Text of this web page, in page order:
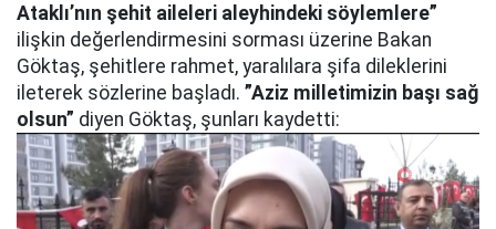
Ataklı’nın şehit aileleri aleyhindeki söylemlere”
ilişkin değerlendirmesini sorması üzerine Bakan
Göktaş, şehitlere rahmet, yaralılara şifa dileklerini
ileterek sözlerine başladı. ”Aziz milletimizin başı sağ
olsun” diyen Göktaş, şunları kaydetti: